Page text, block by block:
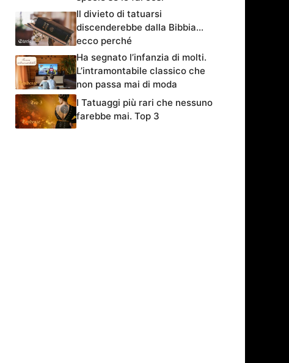
Il divieto di tatuarsi
discenderebbe dalla Bibbia…
ecco perché
Ha segnato l’infanzia di molti.
L’intramontabile classico che
non passa mai di moda
I Tatuaggi più rari che nessuno
farebbe mai. Top 3